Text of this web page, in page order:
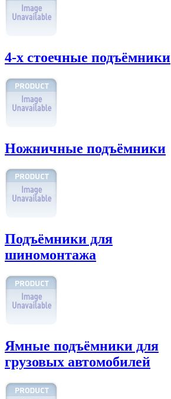
4-х стоечные подъёмники
Ножничные подъёмники
Подъёмники для
шиномонтажа
Ямные подъёмники для
грузовых автомобилей